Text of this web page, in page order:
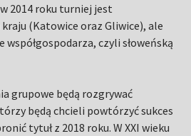
2014 roku turniej jest
(Katowice oraz Gliwice), ale
czyli słoweńską
grupowe będą rozgrywać
będą chcieli powtórzyć sukces
tytuł z 2018 roku. W XXI wieku